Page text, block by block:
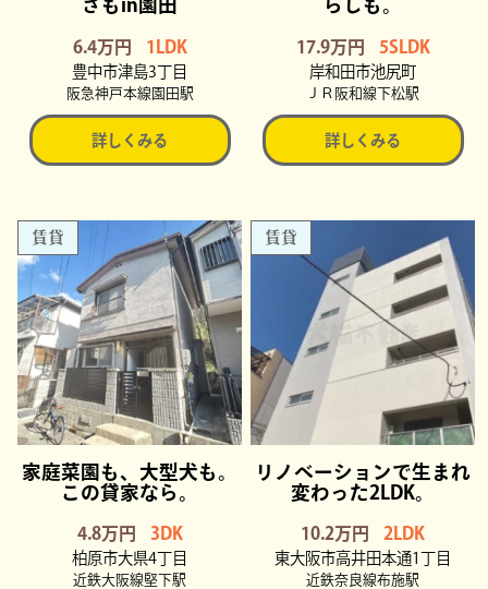
さもin園田
6.4万円 1LDK
豊中市津島3丁目
阪急神戸本線園田駅
詳しくみる
らしも。
17.9万円 5SLDK
岸和田市池尻町
ＪＲ阪和線下松駅
詳しくみる
賃貸
家庭菜園も、大型犬も。
この貸家なら。
4.8万円 3DK
柏原市大県4丁目
近鉄大阪線堅下駅
賃貸
リノベーションで生まれ
変わった2LDK。
10.2万円 2LDK
東大阪市高井田本通1丁目
近鉄奈良線布施駅